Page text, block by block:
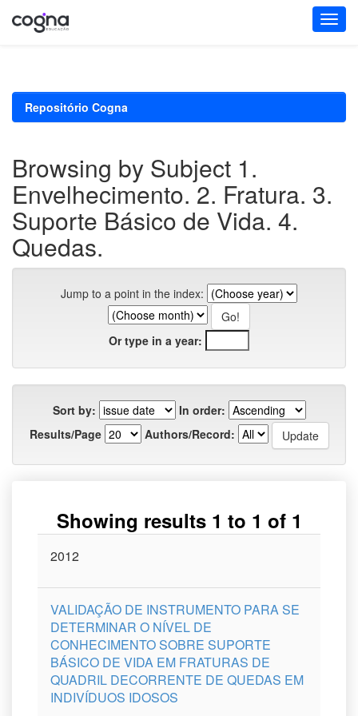
Repositório Cogna
Browsing by Subject 1.
Envelhecimento. 2. Fratura. 3.
Suporte Básico de Vida. 4.
Quedas.
Jump to a point in the index:
Or type in a year:
Sort by:
In order:
Results/Page
Authors/Record:
Showing results 1 to 1 of 1
Issue
2012
VALIDAÇÃO DE INSTRUMENTO PARA SE
DETERMINAR O NÍVEL DE
CONHECIMENTO SOBRE SUPORTE
BÁSICO DE VIDA EM FRATURAS DE
QUADRIL DECORRENTE DE QUEDAS EM
INDIVÍDUOS IDOSOS